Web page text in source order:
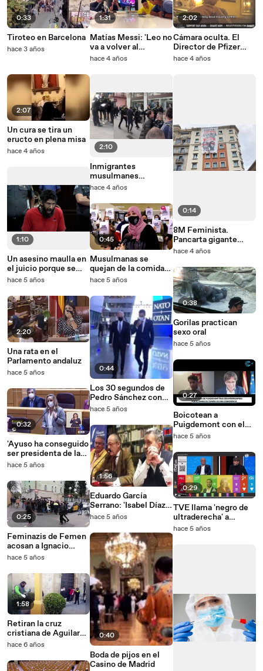
0:33
Tiroteo en Barcelona
hace 3 años
2:07
Un cura se tira un
eructo en plena misa
hace 4 años
1:10
Un asesino maulla en
el juicio porque se
cree que es un gato
hace 5 años
2:20
Una rata en el
Parlamento andaluz
hace 5 años
0:32
'Ayuso ha conseguido
ser presidenta de la
Comunidad de Madrid
nadie'
hace 5 años
0:25
Feminazis de Femen
acosan a Ignacio
Garriga (VOX)
hace 5 años
1:58
Retiran la cruz
cristiana de Aguilar
de la Frontera
hace 6 años
1:31
Matías Messi: 'Leo no
va a volver al
Barcelona'
hace 4 años
2:10
Inmigrantes
musulmanes
boicotean la
Santa en El Vendrell
hace 4 años
0:45
Musulmanas se
quejan de la comida
de Cáritas
hace 5 años
0:44
Los 30 segundos de
Pedro Sánchez con
Joe Biden
hace 5 años
1:56
Eduardo García
Serrano: 'Isabel Díaz
Ayuso era falangista'
hace 5 años
0:40
Boda de pijos en el
Casino de Madrid
2:02
Cámara oculta. El
Director de Pfizer
reconoce que están
hace 4 años
0:14
8M Feminista.
Pancarta gigante
contra Yolanda Díaz e
hace 4 años
0:38
Gorilas practican
sexo oral
hace 5 años
0:27
Boicotean a
Puigdemont con el
Himno de España
hace 5 años
0:29
TVE llama 'negro de
ultraderecha' a
Ignacio Garriga, líder
hace 5 años